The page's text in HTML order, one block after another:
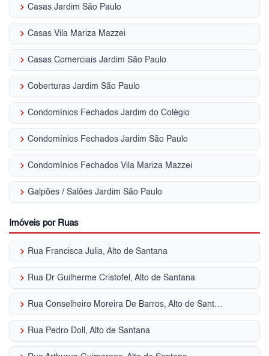
keyboard_arrow_right Casas Jardim São Paulo
keyboard_arrow_right Casas Vila Mariza Mazzei
keyboard_arrow_right Casas Comerciais Jardim São Paulo
keyboard_arrow_right Coberturas Jardim São Paulo
keyboard_arrow_right Condomínios Fechados Jardim do Colégio
keyboard_arrow_right Condomínios Fechados Jardim São Paulo
keyboard_arrow_right Condomínios Fechados Vila Mariza Mazzei
keyboard_arrow_right Galpões / Salões Jardim São Paulo
Imóveis por Ruas
keyboard_arrow_right Rua Francisca Julia, Alto de Santana
keyboard_arrow_right Rua Dr Guilherme Cristofel, Alto de Santana
keyboard_arrow_right Rua Conselheiro Moreira De Barros, Alto de Santana
keyboard_arrow_right Rua Pedro Doll, Alto de Santana